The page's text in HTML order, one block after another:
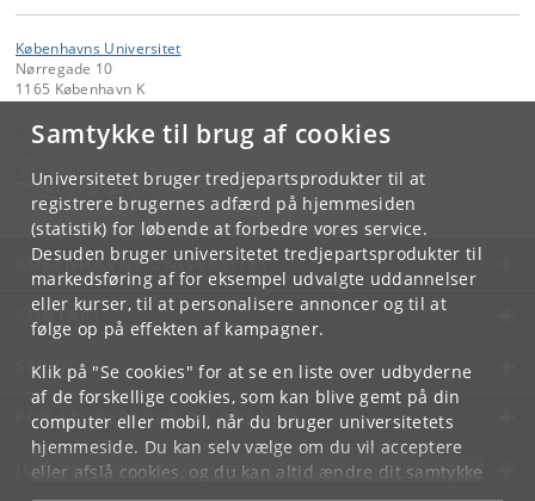
Samtykke til brug af cookies
Universitetet bruger tredjepartsprodukter til at
registrere brugernes adfærd på hjemmesiden
(statistik) for løbende at forbedre vores service.
Desuden bruger universitetet tredjepartsprodukter til
markedsføring af for eksempel udvalgte uddannelser
eller kurser, til at personalisere annoncer og til at
følge op på effekten af kampagner.
Klik på "Se cookies" for at se en liste over udbyderne
af de forskellige cookies, som kan blive gemt på din
computer eller mobil, når du bruger universitetets
hjemmeside. Du kan selv vælge om du vil acceptere
eller afslå cookies, og du kan altid ændre dit samtykke
Københavns Universitet
Nørregade 10
1165 København K
Kontakt:
Københavns Universitet
@ku.dk
KØBENHAVNS UNIVERSITET
KONTAKT
SERVICES
FOR STUDERENDE OG ANSATTE
JOB OG KARRIERE